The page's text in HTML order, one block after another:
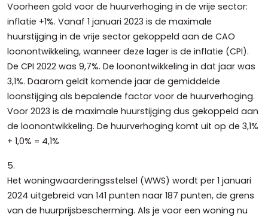
Voorheen gold voor de huurverhoging in de vrije sector:
inflatie +1%. Vanaf 1 januari 2023 is de maximale
huurstijging in de vrije sector gekoppeld aan de CAO
loonontwikkeling, wanneer deze lager is de inflatie (CPI).
De CPI 2022 was 9,7%. De loonontwikkeling in dat jaar was
3,1%. Daarom geldt komende jaar de gemiddelde
loonstijging als bepalende factor voor de huurverhoging.
Voor 2023 is de maximale huurstijging dus gekoppeld aan
de loonontwikkeling. De huurverhoging komt uit op de 3,1%
+ 1,0% = 4,1%
5.
Het woningwaarderingsstelsel (WWS) wordt per 1 januari
2024 uitgebreid van 141 punten naar 187 punten, de grens
van de huurprijsbescherming. Als je voor een woning nu